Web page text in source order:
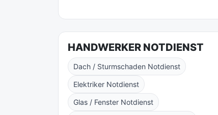
HANDWERKER NOTDIENST
Dach / Sturmschaden Notdienst
Elektriker Notdienst
Glas / Fenster Notdienst